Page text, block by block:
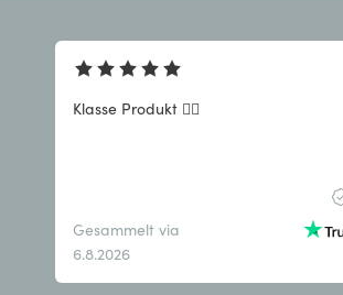
Klasse Produkt 👍🏼
Gesammelt via
6.8.2026